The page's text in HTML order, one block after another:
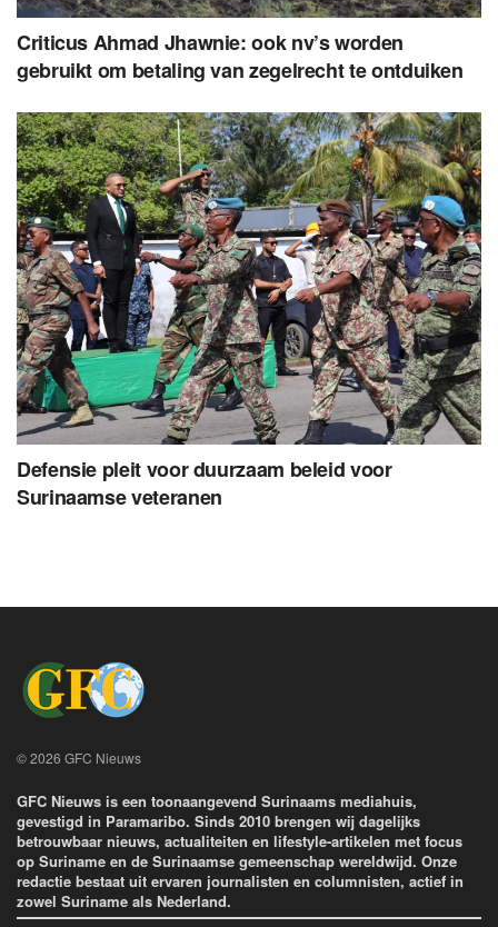
Criticus Ahmad Jhawnie: ook nv’s worden
gebruikt om betaling van zegelrecht te ontduiken
Defensie pleit voor duurzaam beleid voor
Surinaamse veteranen
© 2026 GFC Nieuws
GFC Nieuws is een toonaangevend Surinaams mediahuis,
gevestigd in Paramaribo. Sinds 2010 brengen wij dagelijks
betrouwbaar nieuws, actualiteiten en lifestyle-artikelen met focus
op Suriname en de Surinaamse gemeenschap wereldwijd. Onze
redactie bestaat uit ervaren journalisten en columnisten, actief in
zowel Suriname als Nederland.